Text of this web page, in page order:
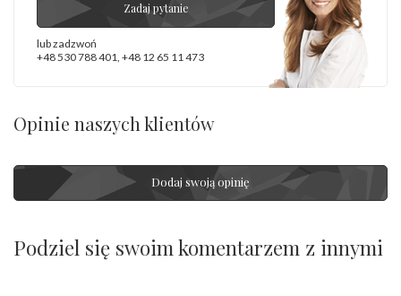
Zadaj pytanie
lub zadzwoń
+48 530 788 401, +48 12 65 11 473
Opinie naszych klientów
Dodaj swoją opinię
Podziel się swoim komentarzem z innymi